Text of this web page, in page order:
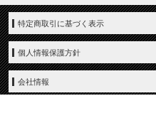
特定商取引に基づく表示
個人情報保護方針
会社情報